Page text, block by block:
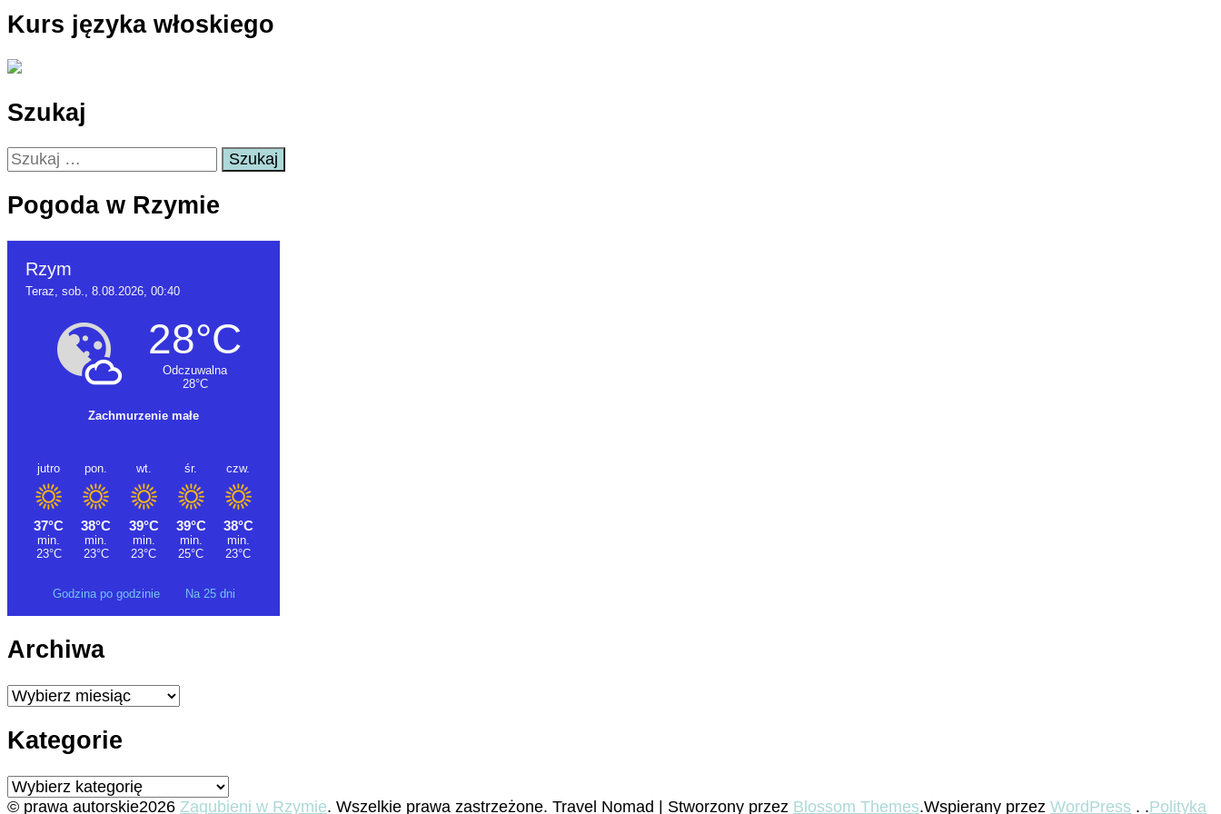
Kurs języka włoskiego
Szukaj
Szukaj:
Pogoda w Rzymie
Godzina po godzinie Na 25 dni
Archiwa
Archiwa
Kategorie
Kategorie
© prawa autorskie2026 Zagubieni w Rzymie. Wszelkie prawa zastrzeżone. Travel Nomad | Stworzony przez Blossom Themes.Wspierany przez WordPress . .Polityka